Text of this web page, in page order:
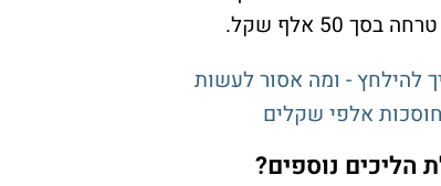
אלף שקל.
להילחץ - ומה אסור לעשות
נוספים?